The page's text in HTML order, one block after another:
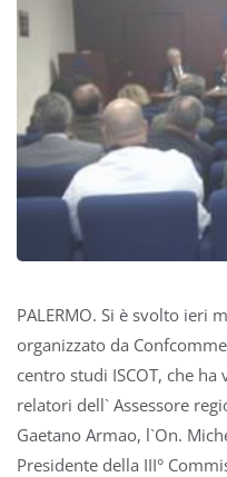
PALERMO. Si è svolto ieri
organizzato da
centro studi ISCOT, che
relatori dell` Assessore
Gaetano Armao, l`On.
Presidente della III°